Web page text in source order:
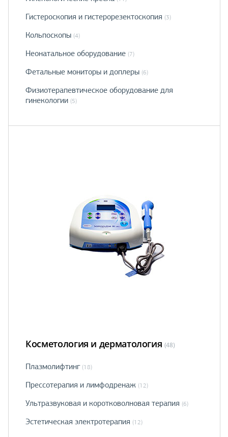
Гистероскопия и гистерорезектоскопия (3)
Кольпоскопы (4)
Неонатальное оборудование (7)
Фетальные мониторы и доплеры (6)
Физиотерапевтическое оборудование для
гинекологии (5)
Косметология и дерматология (48)
Плазмолифтинг (18)
Прессотерапия и лимфодренаж (12)
Ультразвуковая и коротковолновая терапия (6)
Эстетическая электротерапия (12)